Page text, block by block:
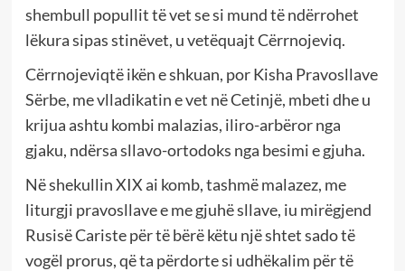
shembull popullit të vet se si mund të ndërrohet
lëkura sipas stinëvet, u vetëquajt Cërrnojeviq.
Cërrnojeviqtë ikën e shkuan, por Kisha Pravosllave
Sërbe, me vlladikatin e vet në Cetinjë, mbeti dhe u
krijua ashtu kombi malazias, iliro-arbëror nga
gjaku, ndërsa sllavo-ortodoks nga besimi e gjuha.
Në shekullin XIX ai komb, tashmë malazez, me
liturgji pravosllave e me gjuhë sllave, iu mirëgjend
Rusisë Cariste për të bërë këtu një shtet sado të
vogël prorus, që ta përdorte si udhëkalim për të